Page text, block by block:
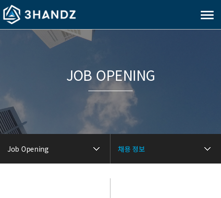
메
Job Opening 채용 정보
JOB OPENING